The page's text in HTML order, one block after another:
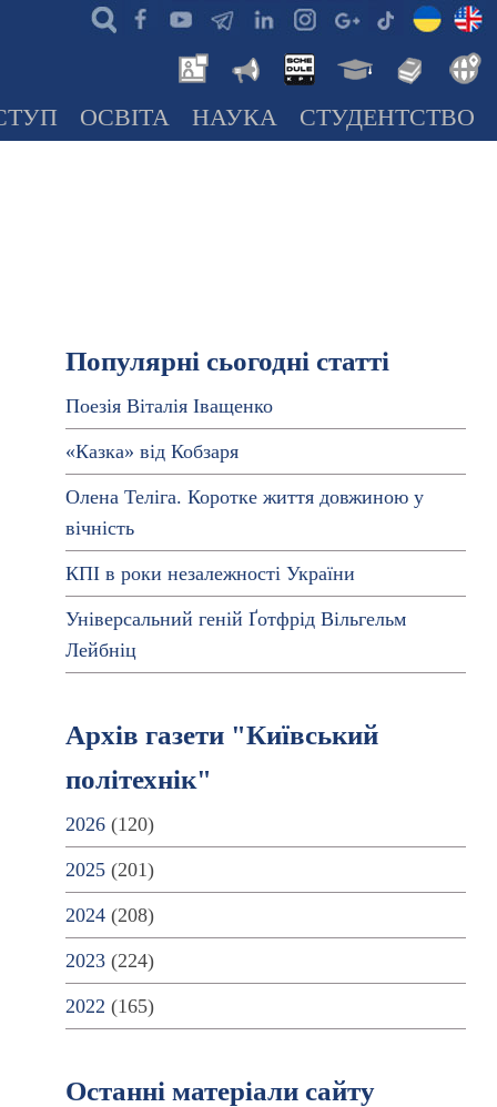
ОСВІТА НАУКА СТУДЕНТСТВО
Популярні сьогодні статті
Поезія Віталія Іващенко
«Казка» від Кобзаря
Олена Теліга. Коротке життя довжиною у
вічність
КПІ в роки незалежності України
Універсальний геній Ґотфрід Вільгельм
Лейбніц
Архів газети "Київський
політехнік"
2026(120)
2025(201)
2024(208)
2023(224)
2022 (165)
Останні матеріали сайту